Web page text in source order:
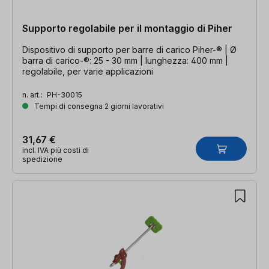
Supporto regolabile per il montaggio di Piher
Dispositivo di supporto per barre di carico Piher-® | Ø
barra di carico-®: 25 - 30 mm | lunghezza: 400 mm |
regolabile, per varie applicazioni
n. art.: PH-30015
Tempi di consegna 2 giorni lavorativi
31,67 €
incl. IVA più costi di
spedizione